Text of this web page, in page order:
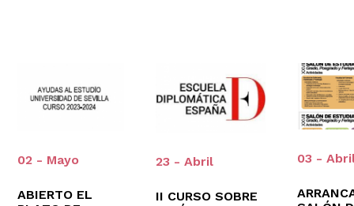
02 - Mayo
ABIERTO EL
23 - Abril
II CURSO SOBRE
03 -